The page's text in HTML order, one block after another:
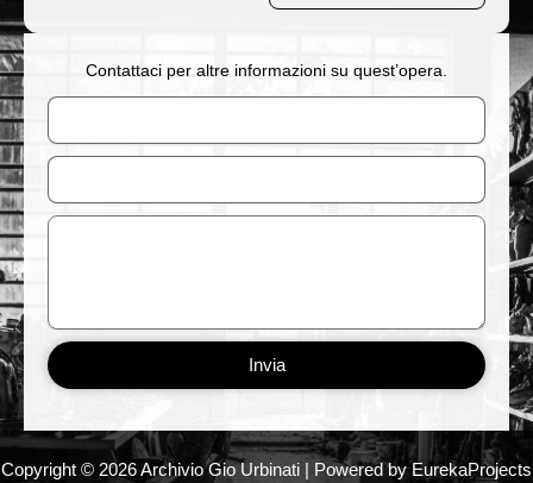
Contattaci per altre informazioni su quest’opera.
Nome
Email
Messaggio
Invia
Copyright © 2026 Archivio Gio Urbinati | Powered by EurekaProjects